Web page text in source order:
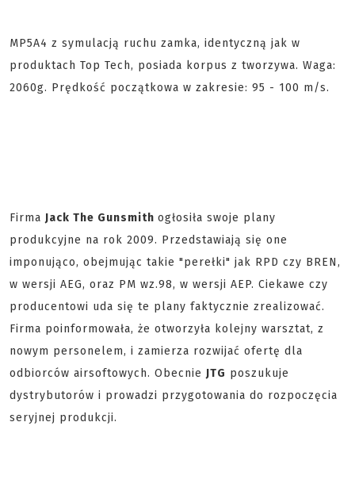
MP5A4 z symulacją ruchu zamka, identyczną jak w
produktach Top Tech, posiada korpus z tworzywa. Waga:
2060g. Prędkość początkowa w zakresie: 95 - 100 m/s.
Firma Jack The Gunsmith ogłosiła swoje plany
produkcyjne na rok 2009. Przedstawiają się one
imponująco, obejmując takie "perełki" jak RPD czy BREN,
w wersji AEG, oraz PM wz.98, w wersji AEP. Ciekawe czy
producentowi uda się te plany faktycznie zrealizować.
Firma poinformowała, że otworzyła kolejny warsztat, z
nowym personelem, i zamierza rozwijać ofertę dla
odbiorców airsoftowych. Obecnie JTG poszukuje
dystrybutorów i prowadzi przygotowania do rozpoczęcia
seryjnej produkcji.